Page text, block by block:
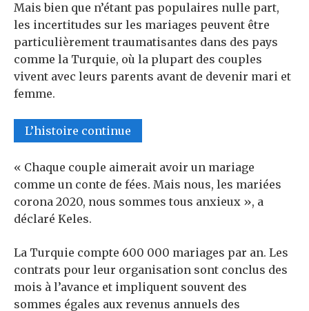
Mais bien que n’étant pas populaires nulle part,
les incertitudes sur les mariages peuvent être
particulièrement traumatisantes dans des pays
comme la Turquie, où la plupart des couples
vivent avec leurs parents avant de devenir mari et
femme.
L’histoire continue
« Chaque couple aimerait avoir un mariage
comme un conte de fées. Mais nous, les mariées
corona 2020, nous sommes tous anxieux », a
déclaré Keles.
La Turquie compte 600 000 mariages par an. Les
contrats pour leur organisation sont conclus des
mois à l’avance et impliquent souvent des
sommes égales aux revenus annuels des